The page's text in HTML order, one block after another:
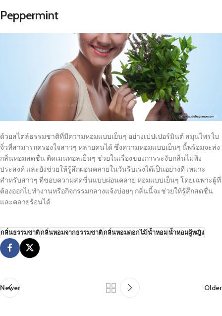
Peppermint
ด้วยสไตล์ธรรมชาติที่มีความหอมแบบเย็นๆ อย่างเปปเปอร์มินต์ สมุนไพรใบ
จิ๋วที่สามารถครองใจสาวๆ หลายคนได้ ซึ่งความหอมแบบเย็นๆ นี้พร้อมจะส่ง
กลิ่นหอมสดชื่น ติดเมนทอลเย็นๆ ช่วยในเรื่องของการระงับกลิ่นไม่พึง
ประสงค์ และยังช่วยให้รู้สึกผ่อนคลายในวันรีบเร่งได้เป็นอย่างดี เหมาะ
สำหรับสาวๆ ที่ชอบความสดชื่นแบบผ่อนคลาย หอมแบบเย็นๆ โดยเฉพาะผู้ที่
ต้องออกไปทำงานหรือกิจกรรมกลางแจ้งบ่อยๆ กลิ่นนี้จะช่วยให้รู้สึกสดชื่น
และคลายร้อนได้
กลิ่นธรรมชาติกลิ่นหอมจากธรรมชาติกลิ่นหอมดอกไม้น้ำหอมน้ำหอมผู้หญิง
Newer Older